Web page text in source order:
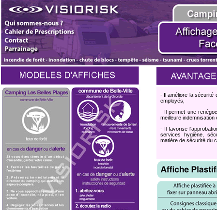
- Il améliore la sécurité
employés,
- Il permet une
meilleure
- Il favorise
services hygiène,
matière de sécurité du